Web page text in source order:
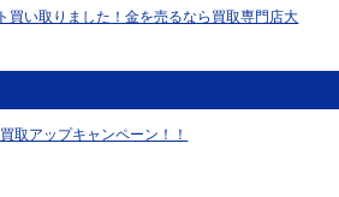
買い取りました！金を売るなら買取専門店大
取アップキャンペーン！！